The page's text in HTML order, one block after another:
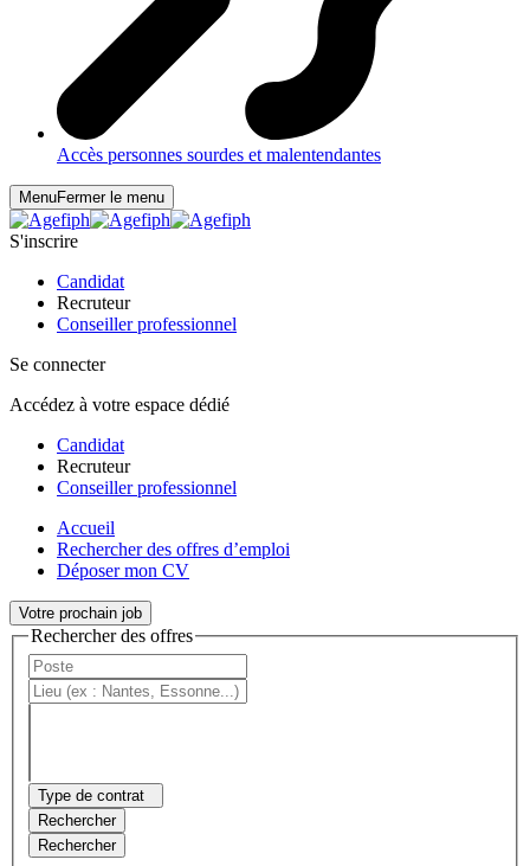
Accès personnes sourdes et malentendantes
MenuFermer le menu
S'inscrire
Candidat
Recruteur
Conseiller professionnel
Se connecter
Accédez à votre espace dédié
Candidat
Recruteur
Conseiller professionnel
Accueil
Rechercher des offres d’emploi
Déposer mon CV
Votre prochain job
Rechercher des offres
Type de contrat
Rechercher
Rechercher